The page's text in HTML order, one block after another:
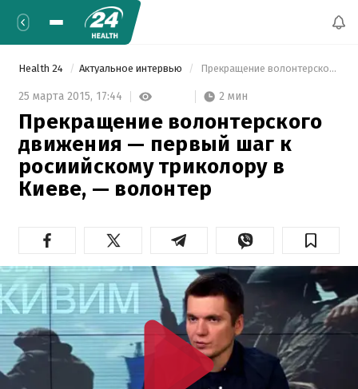
Health 24 Актуальное интервью Прекращение волонтерского движения — первый шаг к росиийскому триколору в Киеве, — волонтер
25 марта 2015, 17:44 2 мин
Прекращение волонтерского
движения — первый шаг к
росиийскому триколору в
Киеве, — волонтер